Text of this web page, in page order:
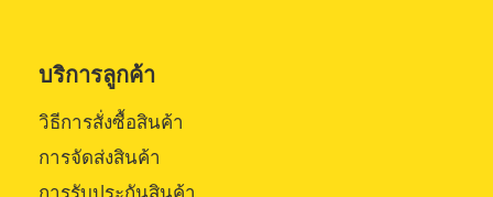
บริการลูกค้า
วิธีการสั่งซื้อสินค้า
การจัดส่งสินค้า